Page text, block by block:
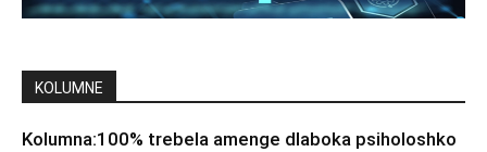
KOLUMNE
Kolumna:100% trebela amenge dlaboka psiholoshko